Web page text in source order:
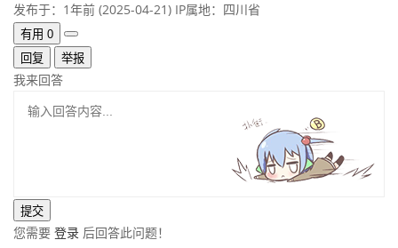
发布于：1年前 (2025-04-21) IP属地：四川省
有用 0
回复
举报
我来回答
您需要 登录 后回答此问题！